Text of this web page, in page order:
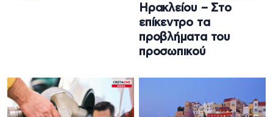
Ηρακλείου – Στο
επίκεντρο τα
προβλήματα του
προσωπικού